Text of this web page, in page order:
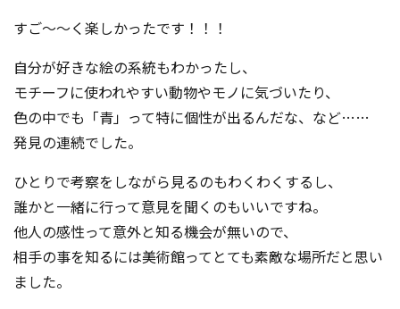
すご～～く楽しかったです！！！
自分が好きな絵の系統もわかったし、
モチーフに使われやすい動物やモノに気づいたり、
色の中でも「青」って特に個性が出るんだな、など……
発見の連続でした。
ひとりで考察をしながら見るのもわくわくするし、
誰かと一緒に行って意見を聞くのもいいですね。
他人の感性って意外と知る機会が無いので、
相手の事を知るには美術館ってとても素敵な場所だと思い
ました。